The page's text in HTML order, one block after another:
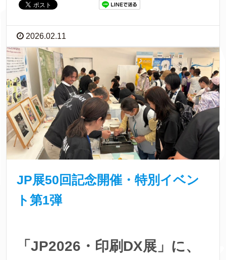
2026.02.11
JP展50回記念開催・特別イベン
ト第1弾
「JP2026・印刷DX展」に、